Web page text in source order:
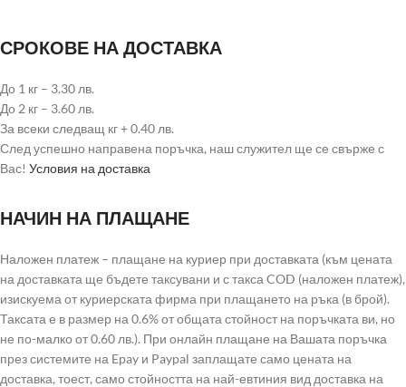
СРОКОВЕ НА ДОСТАВКА
До 1 кг – 3.30 лв.
До 2 кг – 3.60 лв.
За всеки следващ кг + 0.40 лв.
След успешно направена поръчка, наш служител ще се свърже с
Вас! Условия на доставка
НАЧИН НА ПЛАЩАНЕ
Наложен платеж – плащане на куриер при доставката (към цената
на доставката ще бъдете таксувани и с такса COD (наложен платеж),
изискуема от куриерската фирма при плащането на ръка (в брой).
Таксата е в размер на 0.6% от общата стойност на поръчката ви, но
не по-малко от 0.60 лв.). При онлайн плащане на Вашата поръчка
през системите на Epay и Paypal заплащате само цената на
доставка, тоест, само стойността на най-евтиния вид доставка на